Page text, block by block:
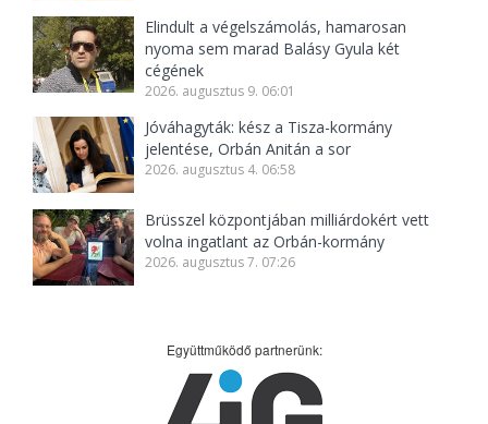
Elindult a végelszámolás, hamarosan
nyoma sem marad Balásy Gyula két
cégének
2026. augusztus 9. 06:01
Jóváhagyták: kész a Tisza-kormány
jelentése, Orbán Anitán a sor
2026. augusztus 4. 06:58
Brüsszel központjában milliárdokért vett
volna ingatlant az Orbán-kormány
2026. augusztus 7. 07:26
Együttműködő partnerünk: